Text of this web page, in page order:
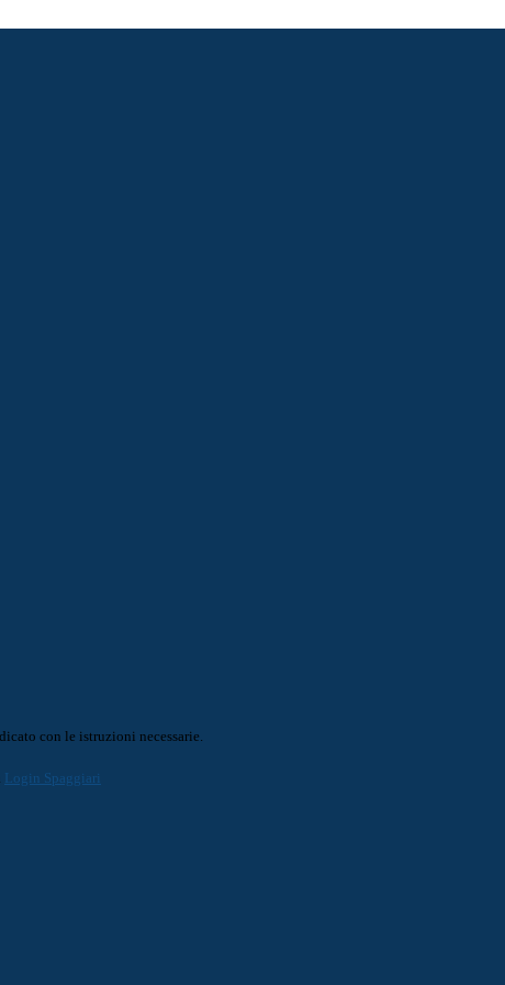
con le istruzioni necessarie.
Login Spaggiari